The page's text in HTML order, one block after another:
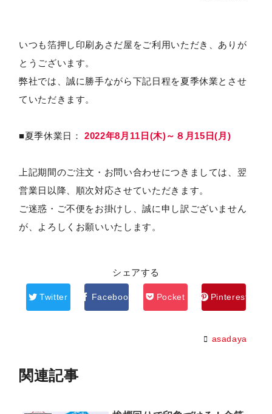
いつも箔押し印刷あさだ屋をご利用いただき、ありが
とうございます。
弊社では、誠に勝手ながら下記日程を夏季休業とさせ
ていただきます。
■夏季休業日：2022年8月11日(木)～８月15日(月)
上記期間のご注文・お問い合わせにつきましては、翌
営業日以降、順次対応させていただきます。
ご迷惑・ご不便をお掛けし、誠に申し訳ございません
が、よろしくお願いいたします。
シェアする
Twitter Facebook Pocket Pinterest
asadaya
関連記事